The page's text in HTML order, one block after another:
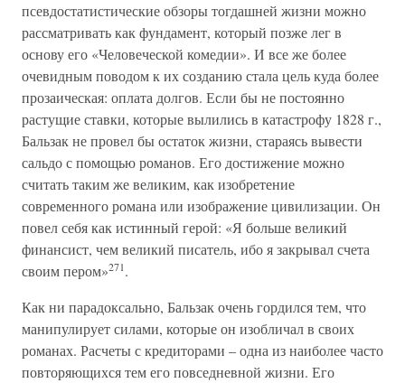
псевдостатистические обзоры тогдашней жизни можно
рассматривать как фундамент, который позже лег в
основу его «Человеческой комедии». И все же более
очевидным поводом к их созданию стала цель куда более
прозаическая: оплата долгов. Если бы не постоянно
растущие ставки, которые вылились в катастрофу 1828 г.,
Бальзак не провел бы остаток жизни, стараясь вывести
сальдо с помощью романов. Его достижение можно
считать таким же великим, как изобретение
современного романа или изображение цивилизации. Он
повел себя как истинный герой: «Я больше великий
финансист, чем великий писатель, ибо я закрывал счета
своим пером»271.
Как ни парадоксально, Бальзак очень гордился тем, что
манипулирует силами, которые он изобличал в своих
романах. Расчеты с кредиторами – одна из наиболее часто
повторяющихся тем его повседневной жизни. Его